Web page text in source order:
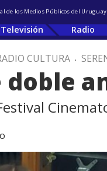
de los Medios Públicos del Uruguay
Televisión Radio
CULTURA .
doble